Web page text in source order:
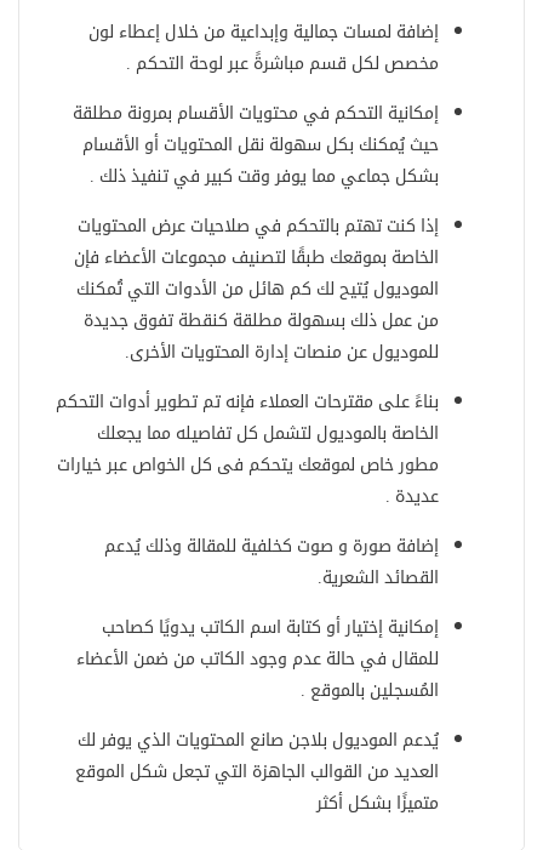
إضافة لمسات جمالية وإبداعية من خلال إعطاء لون
مخصص لكل قسم مباشرةً عبر لوحة التحكم .
إمكانية التحكم في محتويات الأقسام بمرونة مطلقة
حيث يُمكنك بكل سهولة نقل المحتويات أو الأقسام
بشكل جماعي مما يوفر وقت كبير في تنفيذ ذلك .
إذا كنت تهتم بالتحكم في صلاحيات عرض المحتويات
الخاصة بموقعك طبقًا لتصنيف مجموعات الأعضاء فإن
الموديول يُتيح لك كم هائل من الأدوات التي تُمكنك
من عمل ذلك بسهولة مطلقة كنقطة تفوق جديدة
للموديول عن منصات إدارة المحتويات الأخرى.
بناءً على مقترحات العملاء فإنه تم تطوير أدوات التحكم
الخاصة بالموديول لتشمل كل تفاصيله مما يجعلك
مطور خاص لموقعك يتحكم فى كل الخواص عبر خيارات
عديدة .
إضافة صورة و صوت كخلفية للمقالة وذلك يُدعم
القصائد الشعرية.
إمكانية إختيار أو كتابة اسم الكاتب يدويًا كصاحب
للمقال في حالة عدم وجود الكاتب من ضمن الأعضاء
المُسجلين بالموقع .
يُدعم الموديول بلاجن صانع المحتويات الذي يوفر لك
العديد من القوالب الجاهزة التي تجعل شكل الموقع
متميزًا بشكل أكثر